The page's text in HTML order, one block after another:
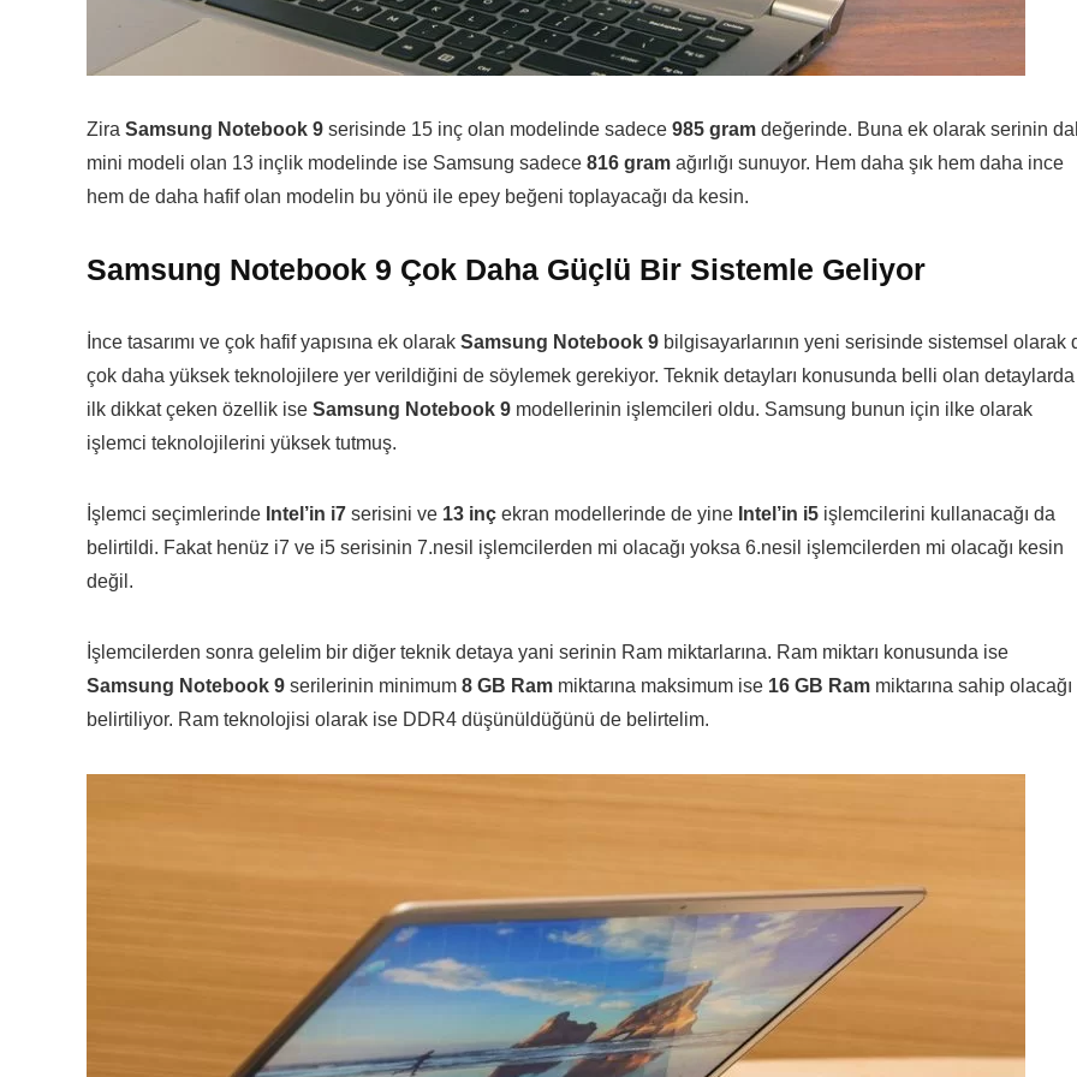
Zira Samsung Notebook 9 serisinde 15 inç olan modelinde sadece 985 gram değerinde. Buna ek olarak serinin
mini modeli olan 13 inçlik modelinde ise Samsung sadece 816 gram ağırlığı sunuyor. Hem daha şık hem daha ince
hem de daha hafif olan modelin bu yönü ile epey beğeni toplayacağı da kesin.
Samsung Notebook 9 Çok Daha Güçlü Bir Sistemle Geliyor
İnce tasarımı ve çok hafif yapısına ek olarak Samsung Notebook 9 bilgisayarlarının yeni serisinde sistemsel olarak
çok daha yüksek teknolojilere yer verildiğini de söylemek gerekiyor. Teknik detayları konusunda belli olan detaylarda
ilk dikkat çeken özellik ise Samsung Notebook 9 modellerinin işlemcileri oldu. Samsung bunun için ilke olarak
işlemci teknolojilerini yüksek tutmuş.
İşlemci seçimlerinde Intel’in i7 serisini ve 13 inç ekran modellerinde de yine Intel’in i5 işlemcilerini kullanacağı da
belirtildi. Fakat henüz i7 ve i5 serisinin 7.nesil işlemcilerden mi olacağı yoksa 6.nesil işlemcilerden mi olacağı kesin
değil.
İşlemcilerden sonra gelelim bir diğer teknik detaya yani serinin Ram miktarlarına. Ram miktarı konusunda ise
Samsung Notebook 9 serilerinin minimum 8 GB Ram miktarına maksimum ise 16 GB Ram miktarına sahip olacağı
belirtiliyor. Ram teknolojisi olarak ise DDR4 düşünüldüğünü de belirtelim.